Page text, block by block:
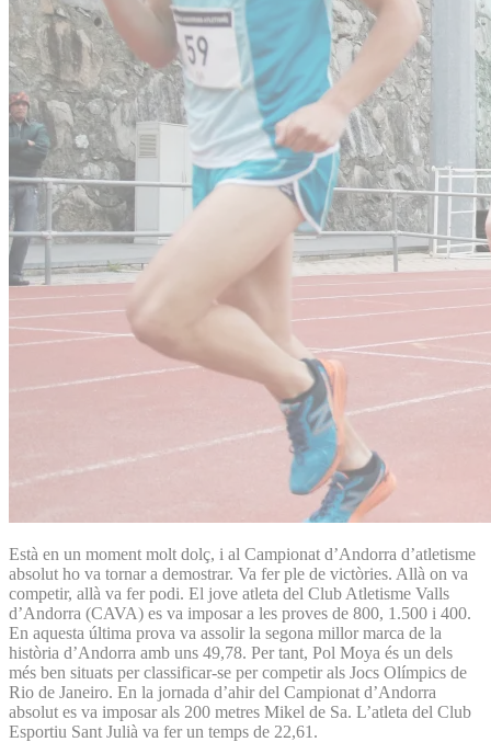
Està en un moment molt dolç, i al Campionat d’Andorra d’atletisme
absolut ho va tornar a demostrar. Va fer ple de victòries. Allà on va
competir, allà va fer podi. El jove atleta del Club Atletisme Valls
d’Andorra (CAVA) es va imposar a les proves de 800, 1.500 i 400.
En aquesta última prova va assolir la segona millor marca de la
història d’Andorra amb uns 49,78. Per tant, Pol Moya és un dels
més ben situats per classificar-se per competir als Jocs Olímpics de
Rio de Janeiro. En la jornada d’ahir del Campionat d’Andorra
absolut es va imposar als 200 metres Mikel de Sa. L’atleta del Club
Esportiu Sant Julià va fer un temps de 22,61.